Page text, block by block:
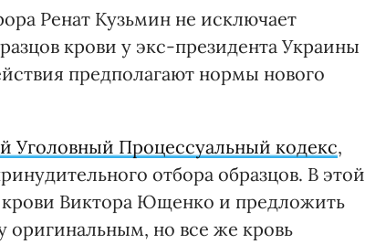
Ренат Кузьмин не исключает
крови у экс-президента Украины
предполагают нормы нового
Уголовный Процессуальный кодекс,
отбора образцов. В этой
крови Виктора Ющенко и предложить
оригинальным, но все же кровь